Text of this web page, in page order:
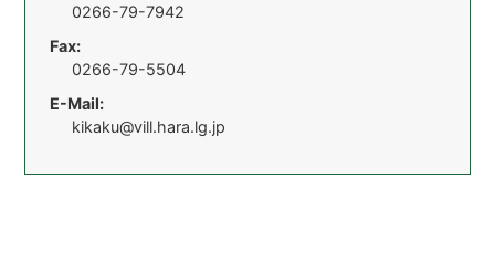
0266-79-7942
Fax:
0266-79-5504
E-Mail:
kikaku@vill.hara.lg.jp